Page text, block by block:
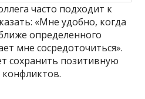
часто подходит к
«Мне удобно, когда
определенного
мне сосредоточиться».
сохранить позитивную